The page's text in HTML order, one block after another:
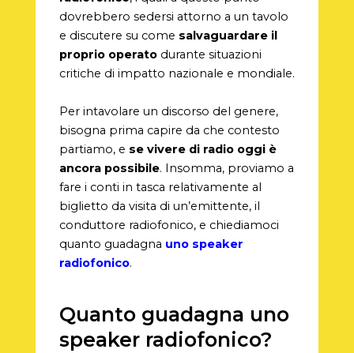
dovrebbero sedersi attorno a un tavolo
e discutere su come salvaguardare il
proprio operatodurante situazioni
critiche di impatto nazionale e mondiale.
Per intavolare un discorso del genere,
bisogna prima capire da che contesto
partiamo, e se vivere di radio oggi è
ancora possibile. Insomma, proviamo a
fare i conti in tasca relativamente al
biglietto da visita di un’emittente, il
conduttore radiofonico, e chiediamoci
quanto guadagna uno speaker
radiofonico.
Quanto guadagna uno
speaker radiofonico?